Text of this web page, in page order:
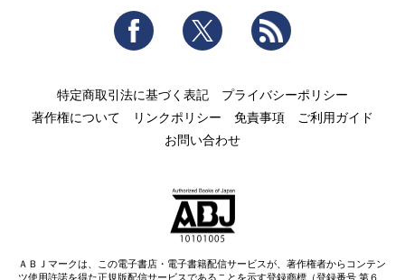
Facebook Twitter
特定商取引法に基づく表記
プライバシーポリシー
著作権について
リンクポリシー 免責事項
ご利用ガイド
お問い合わせ
ＡＢＪマークは、この電子書店・電子書籍配信サービスが、著作権者からコンテン
ツ使用許諾を得た正規版配信サービスであることを示す登録商標（登録番号 第６